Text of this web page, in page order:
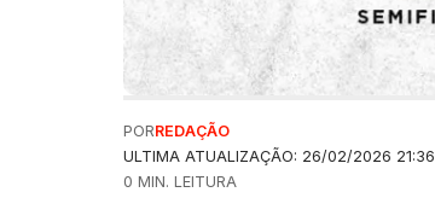
ULTIMA ATUALIZAÇÃO: 26/02/2026 21:36
PORREDAÇÃO
0 MIN. LEITURA